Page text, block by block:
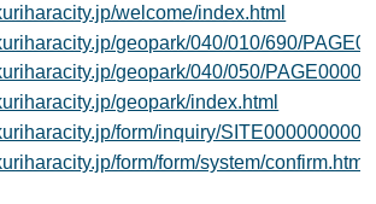
welcome/index.html
geopark/040/010/690/
geopark/040/050/
geopark/index.html
form/inquiry/
form/form/system/confirm.html